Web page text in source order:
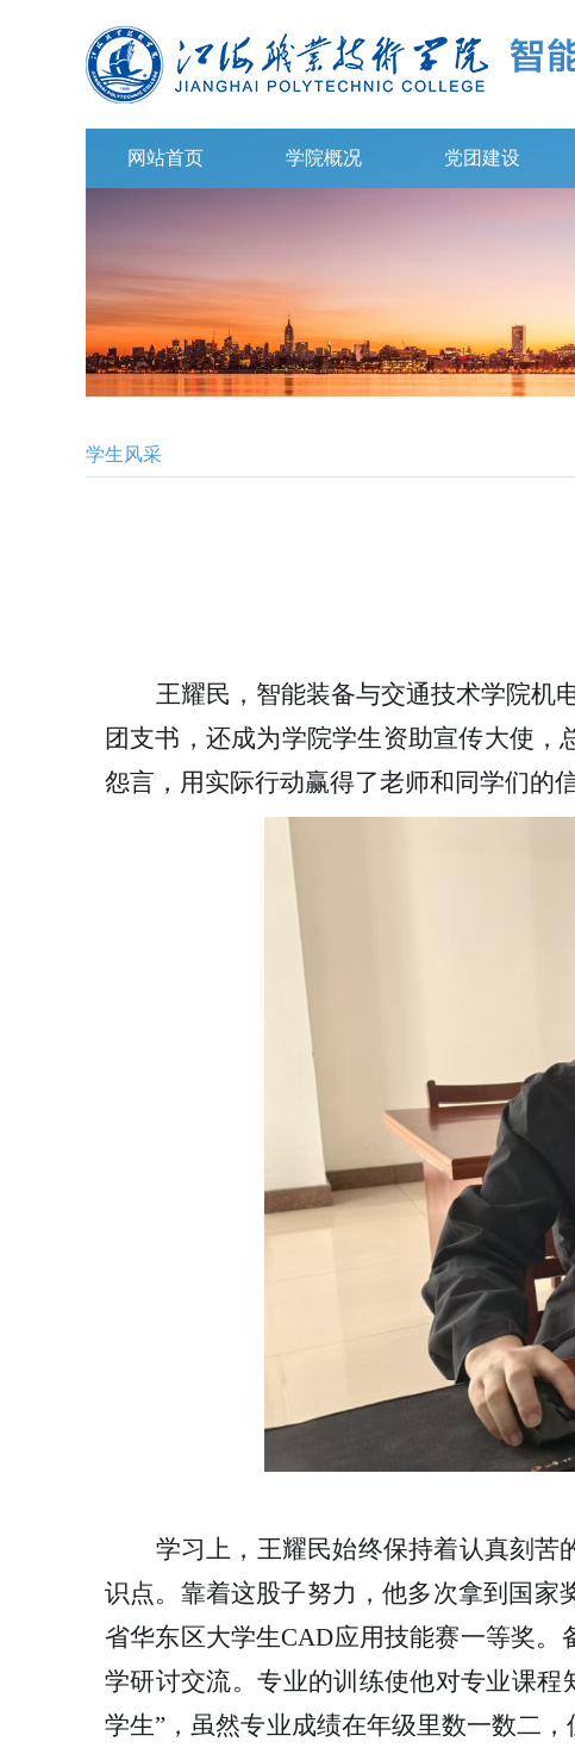
网站首页 学院概况 党团建设
学生风采
王耀民，智能装备与交通技术学院机
团支书，还成为学院学生资助宣传大使
怨言，用实际行动赢得了老师和同学们的信
学习上，王耀民始终保持着认真刻苦
识点。靠着这股子努力，他多次拿到国家
省华东区大学生CAD应用技能赛一等奖
学研讨交流。专业的训练使他对专业课
学生”，虽然专业成绩在年级里数一数二